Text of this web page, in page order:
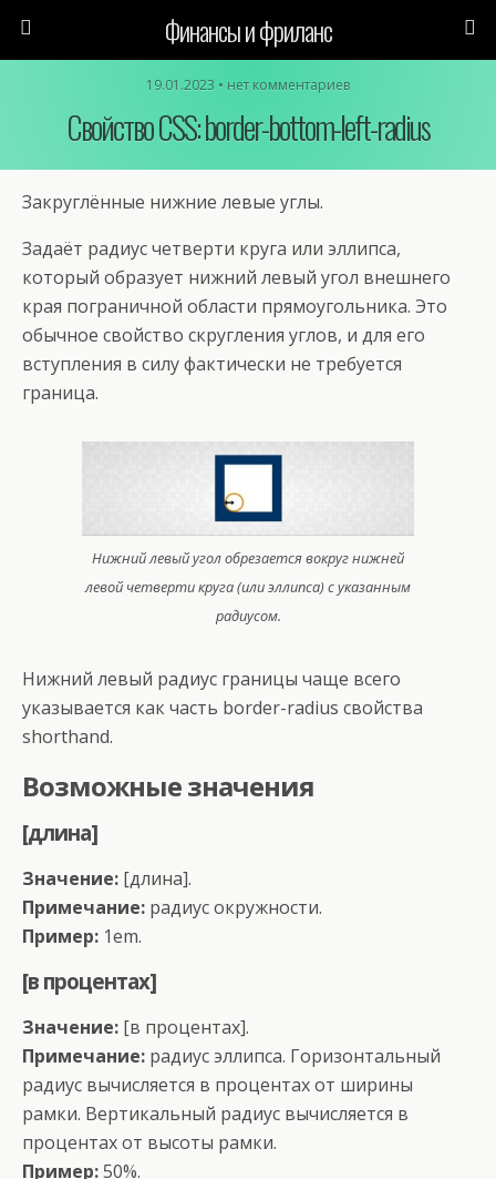
Финансы и фриланс
19.01.2023 • нет комментариев
Свойство CSS: border-bottom-left-radius
Закруглённые нижние левые углы.
Задаёт радиус четверти круга или эллипса,
который образует нижний левый угол внешнего
края пограничной области прямоугольника. Это
обычное свойство скругления углов, и для его
вступления в силу фактически не требуется
граница.
Нижний левый угол обрезается вокруг нижней
левой четверти круга (или эллипса) с указанным
радиусом.
Нижний левый радиус границы чаще всего
указывается как часть border-radius свойства
shorthand.
Возможные значения
[длина]
Значение: [длина].
Примечание: радиус окружности.
Пример: 1em.
[в процентах]
Значение: [в процентах].
Примечание: радиус эллипса. Горизонтальный
радиус вычисляется в процентах от ширины
рамки. Вертикальный радиус вычисляется в
процентах от высоты рамки.
Пример:50%.